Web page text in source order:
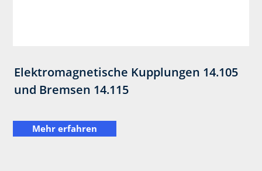
Elektromagnetische Kupplungen 14.105
und Bremsen 14.115
Mehr erfahren